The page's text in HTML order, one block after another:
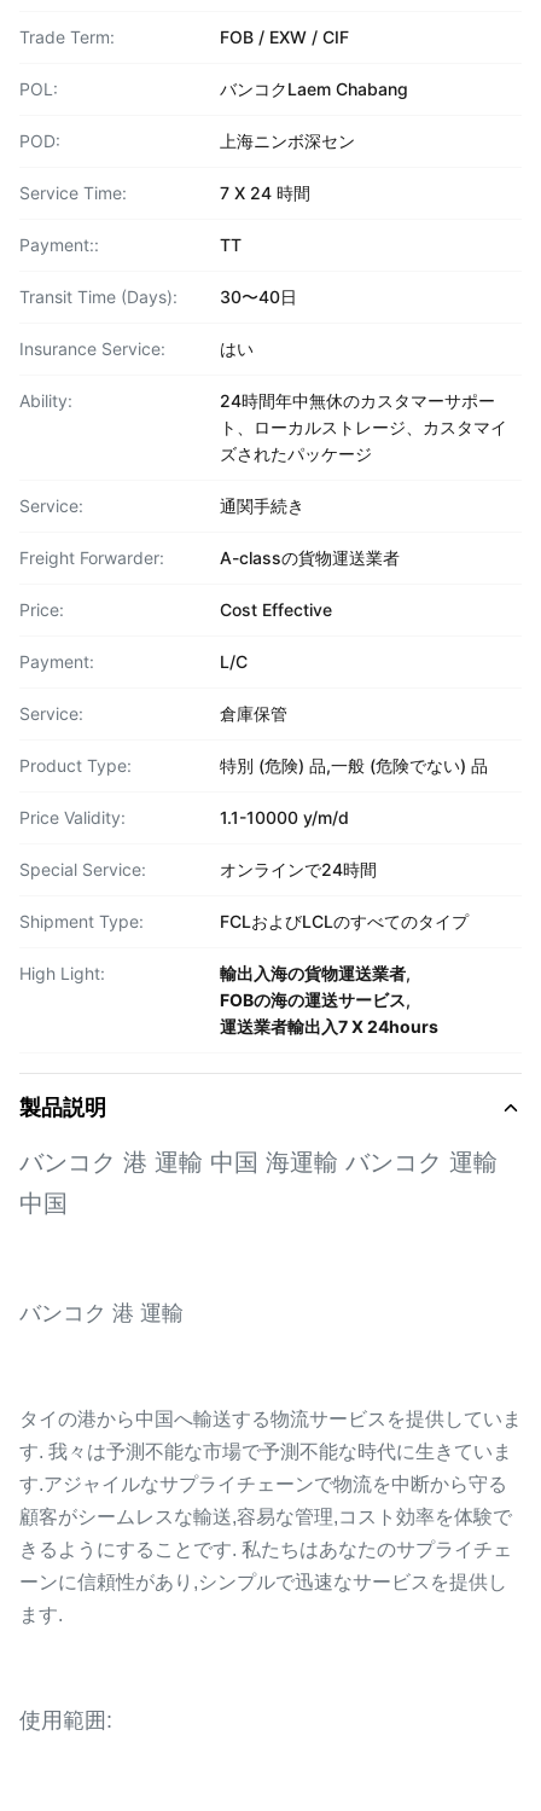
Trade Term: FOB / EXW / CIF
POL: バンコクLaem Chabang
POD: 上海ニンボ深セン
Service Time: 7 X 24 時間
Payment:: TT
Transit Time (Days): 30〜40日
Insurance Service: はい
Ability:
24時間年中無休のカスタマーサポー
ト、ローカルストレージ、カスタマイ
ズされたパッケージ
Service: 通関手続き
Freight Forwarder: A-classの貨物運送業者
Price: Cost Effective
Payment: L/C
Service: 倉庫保管
Product Type: 特別 (危険) 品,一般 (危険でない) 品
Price Validity: 1.1-10000 y/m/d
Special Service: オンラインで24時間
Shipment Type: FCLおよびLCLのすべてのタイプ
High Light: 輸出入海の貨物運送業者,
FOBの海の運送サービス,
運送業者輸出入7 X 24hours
製品説明
バンコク 港 運輸 中国 海運輸 バンコク 運輸
中国
バンコク 港 運輸
タイの港から中国へ輸送する物流サービスを提供していま
す. 我々は予測不能な市場で予測不能な時代に生きていま
す.アジャイルなサプライチェーンで物流を中断から守る
顧客がシームレスな輸送,容易な管理,コスト効率を体験で
きるようにすることです. 私たちはあなたのサプライチェ
ーンに信頼性があり,シンプルで迅速なサービスを提供し
ます.
使用範囲: